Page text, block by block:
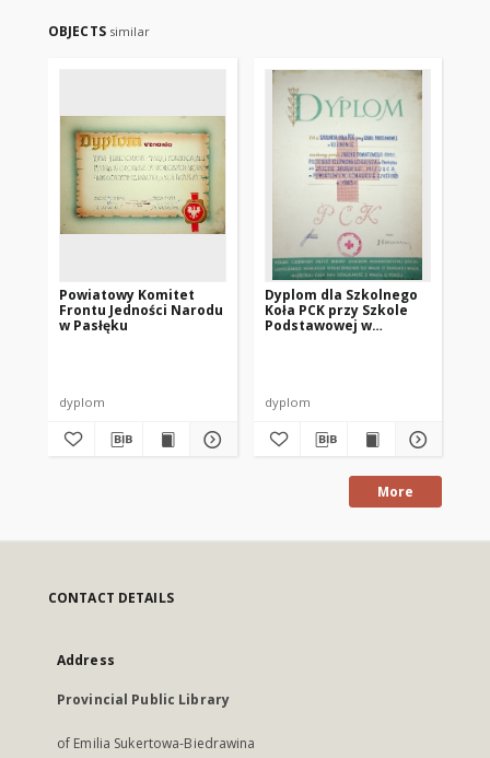
OBJECTS similar
Powiatowy Komitet
Frontu Jedności Narodu
w Pasłęku
dyplom
Dyplom dla Szkolnego
Koła PCK przy Szkole
Podstawowej w
dyplom
More
CONTACT DETAILS
Address
Provincial Public Library
of Emilia Sukertowa-Biedrawina